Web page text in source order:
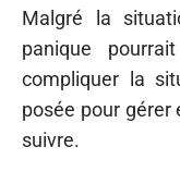
Malgré la
panique
compliquer la
posée pour
suivre.